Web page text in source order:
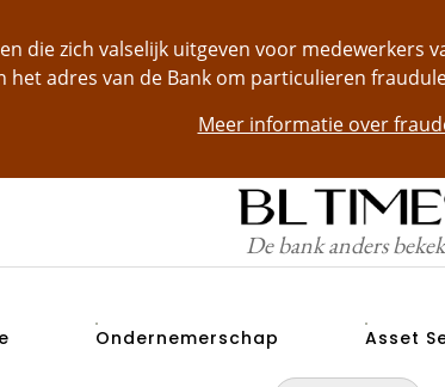
die zich valselijk uitgeven voor medewerkers
het adres van de Bank om particulieren
Meer informatie over
De bank anders
Ondernemerschap Asset